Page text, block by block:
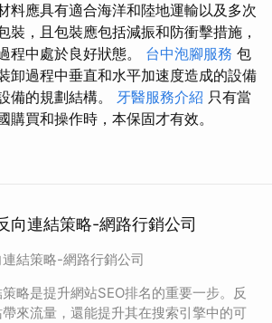
料應具有適合海洋和陸地運輸以及多次
裝，且包裝應包括減振和防衝擊措施，
程中處於良好狀態。 台中泡腳服務 包
卸過程中垂直和水平加速度造成的設備
備的規劃結構。 牙醫服務介紹 只有當
購買和操作時，本保固才有效。
向連結策略-網路行銷公司
結策略-網路行銷公司
略是提升網站SEO排名的重要一步。反
來流量，還能提升其在搜索引擎中的可